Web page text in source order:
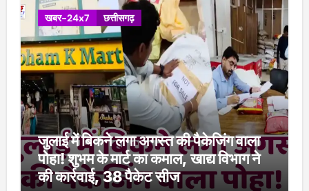
खबर-24x7 छत्तीसगढ़
जुलाई में बिकने लगा अगस्त की पैकेजिंग वाला
पोहा! शुभम के मार्ट का कमाल, खाद्य विभाग ने
की कार्रवाई, 38 पैकेट सीज